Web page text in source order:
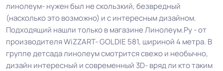
линолеум- нужен был не скользкий, безвредный
(насколько это возможно) и с интересным дизайном.
Подходящий нашли только в магазине Линолеум.Ру - от
производителя WiZZART- GOLDIE 581, шириной 4 метра. В
группе детсада линолеум смотрится свежо и необычно,
дизайн интересный и современный 3D- вряд ли кто таким